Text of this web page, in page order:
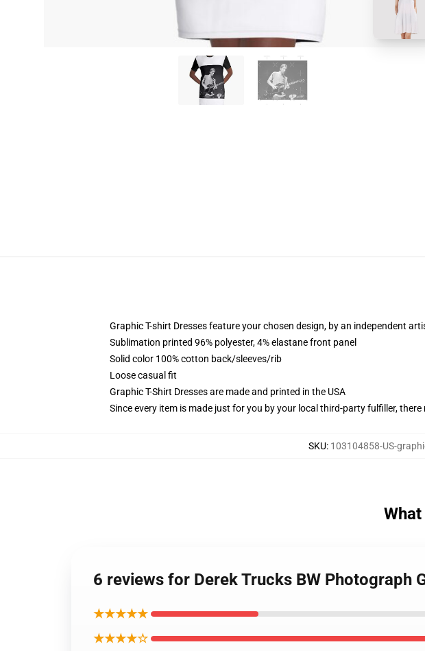
Graphic T-shirt Dresses feature your chosen design, by an independent
Sublimation printed 96% polyester, 4% elastane front panel
Solid color 100% cotton back/sleeves/rib
Loose casual fit
Graphic T-Shirt Dresses are made and printed in the USA
Since every item is made just for you by your local third-party fulfiller,
SKU: 103104858-US-
6 reviews for Derek Trucks BW Photograph
★★★★★
★★★★☆